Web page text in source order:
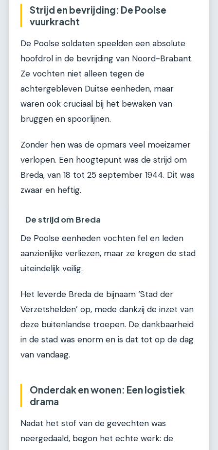
Strijd en bevrijding: De Poolse
vuurkracht
De Poolse soldaten speelden een absolute
hoofdrol in de bevrijding van Noord-Brabant.
Ze vochten niet alleen tegen de
achtergebleven Duitse eenheden, maar
waren ook cruciaal bij het bewaken van
bruggen en spoorlijnen.
Zonder hen was de opmars veel moeizamer
verlopen. Een hoogtepunt was de strijd om
Breda, van 18 tot 25 september 1944. Dit was
zwaar en heftig.
De strijd om Breda
De Poolse eenheden vochten fel en leden
aanzienlijke verliezen, maar ze kregen de stad
uiteindelijk veilig.
Het leverde Breda de bijnaam ‘Stad der
Verzetshelden’ op, mede dankzij de inzet van
deze buitenlandse troepen. De dankbaarheid
in de stad was enorm en is dat tot op de dag
van vandaag.
Onderdak en wonen: Een logistiek
drama
Nadat het stof van de gevechten was
neergedaald, begon het echte werk: de